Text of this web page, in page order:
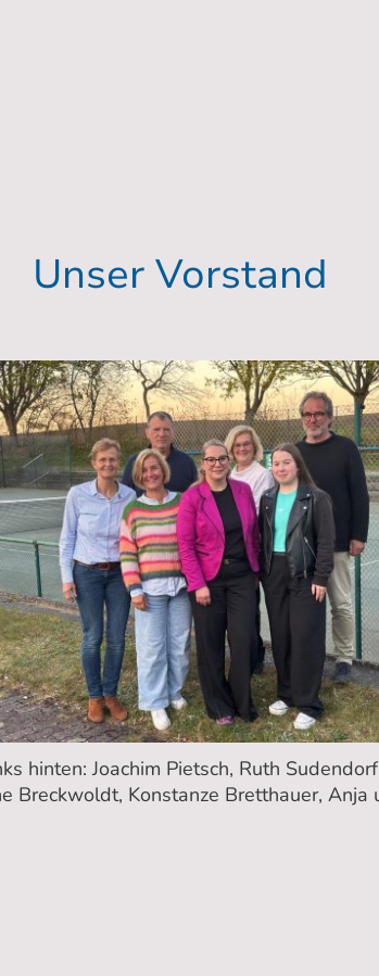
Unser Vorstand
hinten: Joachim Pietsch, Ruth
Breckwoldt, Konstanze Bretthauer, Anja